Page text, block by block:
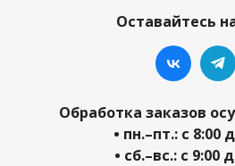
Оставайтесь
Обработка заказов
• пн.–пт.: с 8:00
• сб.–вс.: с 9:00